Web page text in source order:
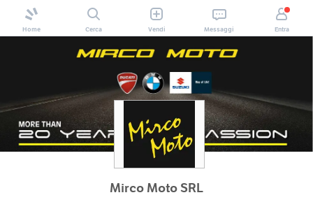
Home Cerca Vendi Messaggi Entra
Mirco Moto SRL